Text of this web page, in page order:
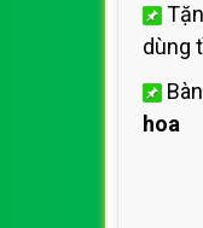
dùng
hoa